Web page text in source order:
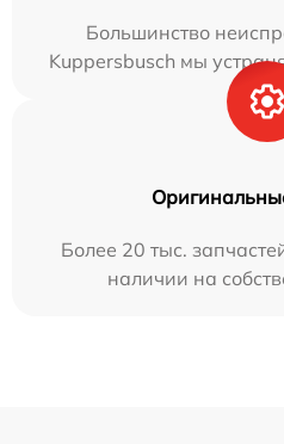
Большинство
Kuppersbusch мы
Более 20 тыс.
наличии на